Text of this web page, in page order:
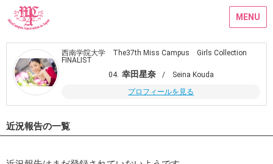
MENU
西南学院大学 The37th Miss Campus Girls Collection
FINALIST
04. 幸田星奈
/ Seina Kouda
プロフィールを見る
近況報告の一覧